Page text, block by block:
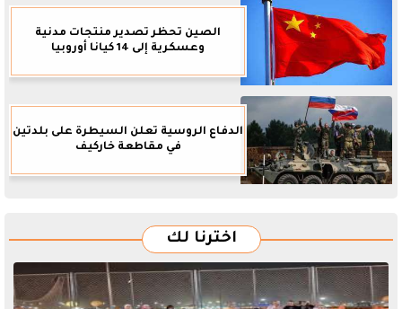
الصين تحظر تصدير منتجات مدنية
وعسكرية إلى 14 كيانا أوروبيا
الدفاع الروسية تعلن السيطرة على بلدتين
في مقاطعة خاركيف
اخترنا لك